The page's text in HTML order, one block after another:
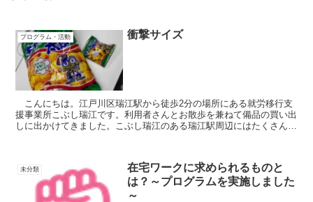
プログラム・活動 衝撃サイズ
こんにちは。江戸川区瑞江駅から徒歩2分の場所にある就労移行支
援事業所こぶし瑞江です。利用者さんとお散歩を兼ねて備品の買い出
しに出かけてきました。こぶし瑞江のある瑞江駅周辺にはたくさんの
未分類
在宅ワークに求められるものと
は？～プログラムを実施しました
～